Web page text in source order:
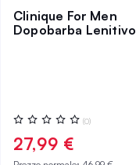
Clinique For Men
Dopobarba Lenitivo
Valutazione:
0%
(0)
27,99 €